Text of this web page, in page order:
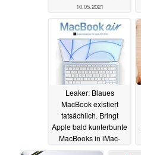
10.05.2021
Leaker: Blaues
MacBook existiert
tatsächlich. Bringt
Apple bald kunterbunte
MacBooks in iMac-
Farben?07.05.2021